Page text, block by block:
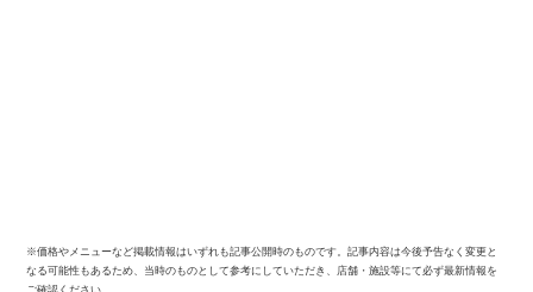
※価格やメニューなど掲載情報はいずれも記事公開時のものです。記事内容は今後予告なく変更と
なる可能性もあるため、当時のものとして参考にしていただき、店舗・施設等にて必ず最新情報を